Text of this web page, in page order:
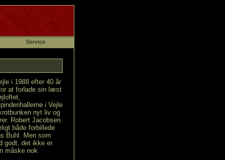
Service
i 1988 efter 40 år
at forlade sin læst
i Vejle
nyt liv og
Robert Jacobsen
både forbillede
Buhl. Men som
godt, det ikke er
måske nok